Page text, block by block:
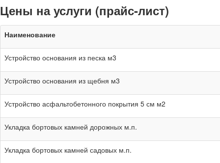
Цены на услуги (прайс-лист)
Наименование
Устройство основания из песка м3
Устройство основания из щебня м3
Устройство асфальтобетонного покрытия 5 см м2
Укладка бортовых камней дорожных м.п.
Укладка бортовых камней садовых м.п.